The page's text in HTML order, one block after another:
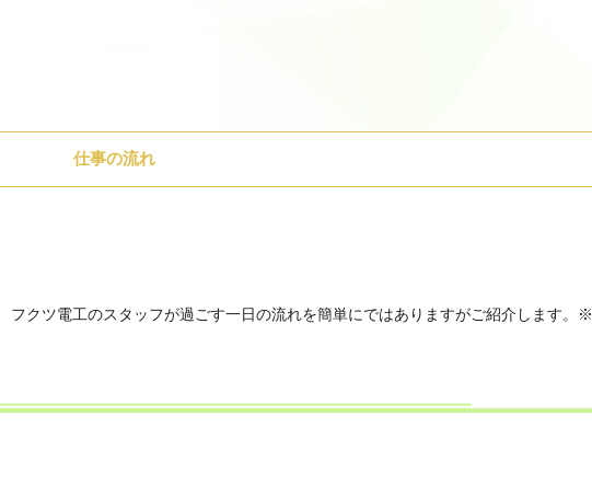
仕事の流れ
フクツ電工のスタッフが過ごす一日の流れを簡単にではありますがご紹介します。